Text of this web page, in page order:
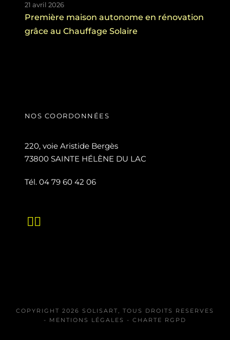
21 avril 2026
Première maison autonome en rénovation
grâce au Chauffage Solaire
NOS COORDONNÉES
220, voie Aristide Bergès
73800 SAINTE HÉLÈNE DU LAC
Tél. 04 79 60 42 06
COPYRIGHT 2026 SOLISART, TOUS DROITS RESERVES
- MENTIONS LÉGALES - CHARTE RGPD